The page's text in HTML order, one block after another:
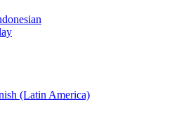
(Latin America)